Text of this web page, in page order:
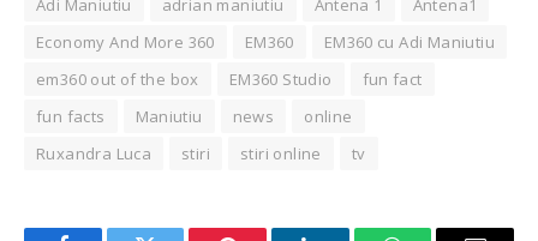
Adi Maniutiu adrian maniutiu Antena 1
Antena1
Economy And More 360
EM360
EM360 cu Adi Maniutiu
em360 out of the box
EM360 Studio
fun fact
fun facts
Maniutiu news
online
Ruxandra Luca
stiri stiri online tv